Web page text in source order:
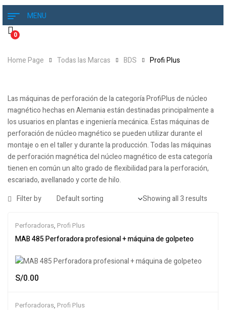
MENU
0
Home Page Todas las Marcas BDS Profi Plus
Las máquinas de perforación de la categoría ProfiPlus de núcleo
magnético hechas en Alemania están destinadas principalmente a
los usuarios en plantas e ingeniería mecánica. Estas máquinas de
perforación de núcleo magnético se pueden utilizar durante el
montaje o en el taller y durante la producción. Todas las máquinas
de perforación magnética del núcleo magnético de esta categoría
tienen en común un alto grado de flexibilidad para la perforación,
escariado, avellanado y corte de hilo.
Filter by
Showing all 3 results
Perforadoras, Profi Plus
MAB 485 Perforadora profesional + máquina de golpeteo
S/0.00
Perforadoras, Profi Plus